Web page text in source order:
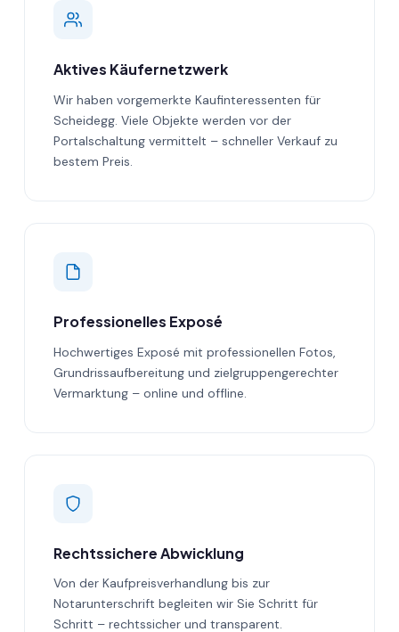
Aktives Käufernetzwerk
Wir haben vorgemerkte Kaufinteressenten für
Scheidegg. Viele Objekte werden vor der
Portalschaltung vermittelt – schneller Verkauf zu
bestem Preis.
Professionelles Exposé
Hochwertiges Exposé mit professionellen Fotos,
Grundrissaufbereitung und zielgruppengerechter
Vermarktung – online und offline.
Rechtssichere Abwicklung
Von der Kaufpreisverhandlung bis zur
Notarunterschrift begleiten wir Sie Schritt für
Schritt – rechtssicher und transparent.